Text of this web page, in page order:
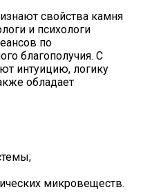
свойства камня
и психологи
по
благополучия. С
интуицию, логику
обладает
микровеществ.